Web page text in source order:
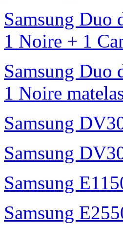
Samsung Duo
1 Noire + 1
Samsung Duo
1 Noire
Samsung
Samsung
Samsung
Samsung